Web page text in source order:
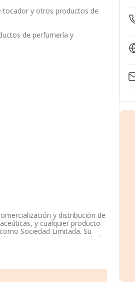
tocador y otros productos de
de perfumería y
y distribución de
y cualquier producto
Sociedad Limitada. Su
2042. No realiza actividad
datos disponibles en
debajo de la media de sector.